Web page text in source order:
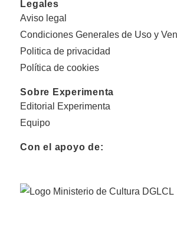
Legales
Aviso legal
Condiciones Generales de Uso y
Politica de privacidad
Política de cookies
Sobre Experimenta
Editorial Experimenta
Equipo
Con el apoyo de: